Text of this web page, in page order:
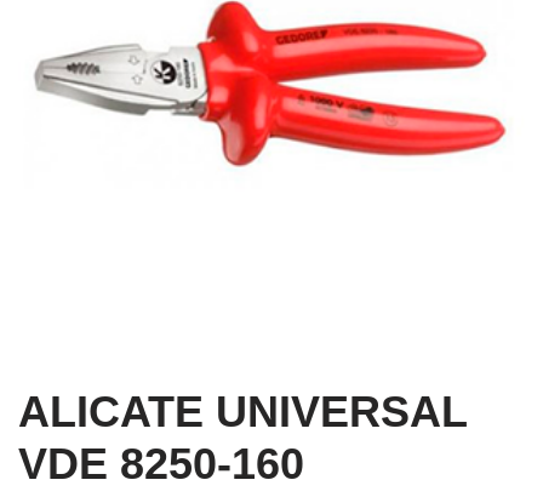
ALICATE UNIVERSAL
VDE 8250-160